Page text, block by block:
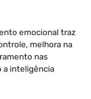
emocional traz
melhora na
nas
a inteligência